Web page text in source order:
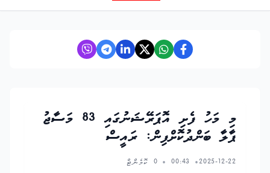
މި މަހު ފެށި އޮޕަރޭޝަނުގައި 83 މަސާޖު
ޕާލާ ބަންދުކޮށްފިން: ރައީސް
2025-12-22
•
00:43
• 0 ކޮމެންޓް